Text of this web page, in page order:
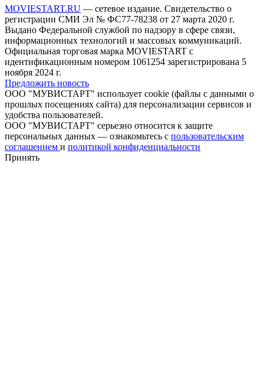
MOVIESTART.RU — сетевое издание. Свидетельство о
регистрации СМИ Эл № ФС77-78238 от 27 марта 2020 г.
Выдано Федеральной службой по надзору в сфере связи,
информационных технологий и массовых коммуникаций.
Официальная торговая марка MOVIESTART с
идентификационным номером 1061254 зарегистрирована 5
ноября 2024 г.
Предложить новость
ООО "МУВИСТАРТ" использует cookie (файлы с данными о
прошлых посещениях сайта) для персонализации сервисов и
удобства пользователей.
ООО "МУВИСТАРТ" серьезно относится к защите
персональных данных — ознакомьтесь с пользовательским
соглашением и политикой конфиденциальности
Принять